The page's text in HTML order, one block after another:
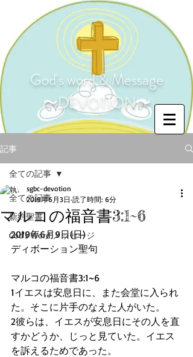
God's word & Message
〜DEVOTION〜
記事
全ての記事
新約聖書
God's Word メッセージ
全ての記事
マルコの福音書3:1~6
sgbc-devotion
2019年6月3日 読了時間: 6分
2019年6月9日(日)
ディボーション聖句
マルコの福音書3:1~6
1イエスは安息日に、また会堂に入られ
た。そこに片手のなえた人がいた。
2彼らは、イエスが安息日にその人を直
すかどうか、じっと見ていた。イエス
を訴えるためであった。